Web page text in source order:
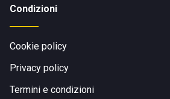
Condizioni
Cookie policy
Privacy policy
Termini e condizioni